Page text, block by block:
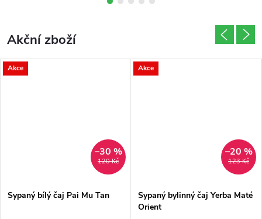
Akční zboží
Akce
120 Kč
–30 %
Sypaný bílý čaj Pai Mu Tan
Akce
123 Kč
–20 %
Sypaný bylinný čaj Yerba Maté
Orient